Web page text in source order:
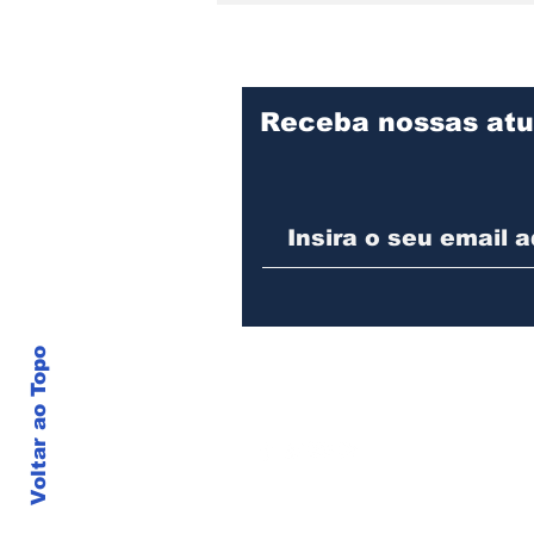
semáforo na rua Santa
Catarina, na zona Sul de
Voltar ao Topo
Receba nossas